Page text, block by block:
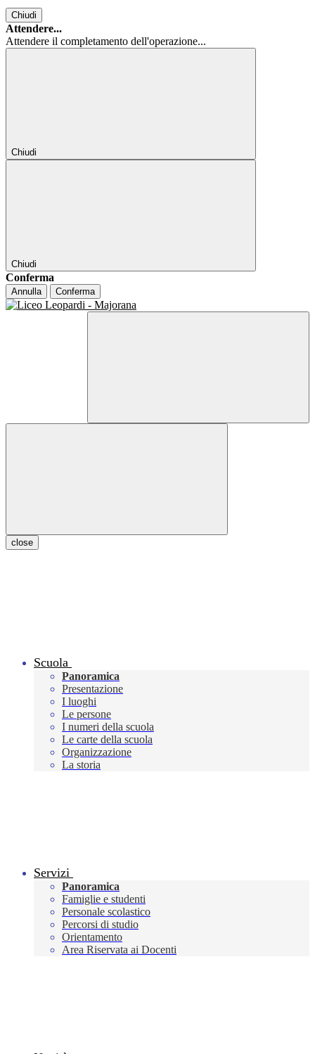
Chiudi
Attendere...
Attendere il completamento dell'operazione...
Chiudi
Chiudi
Conferma
Annulla Conferma
close
Scuola
Panoramica
Presentazione
I luoghi
Le persone
I numeri della scuola
Le carte della scuola
Organizzazione
La storia
Servizi
Panoramica
Famiglie e studenti
Personale scolastico
Percorsi di studio
Orientamento
Area Riservata ai Docenti